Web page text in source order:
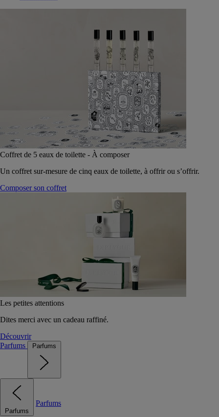
Coffret de 5 eaux de toilette - À composer
Un coffret sur-mesure de cinq eaux de toilette, à offrir ou s’offrir.
Composer son coffret
Les petites attentions
Dites merci avec un cadeau raffiné.
Découvrir
Parfums
Parfums
Parfums
Parfums